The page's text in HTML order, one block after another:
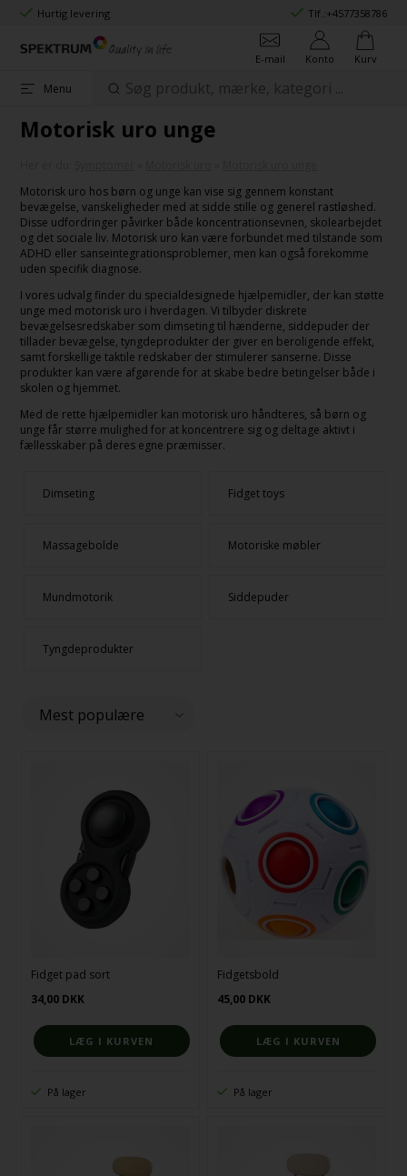
Hurtig levering Tlf.:+4577358786
E-mail Konto Kurv
Menu
Motorisk uro unge
Motorisk uro hos børn og unge kan vise sig gennem konstant
bevægelse, vanskeligheder med at sidde stille og generel rastløshed.
Disse udfordringer påvirker både koncentrationsevnen, skolearbejdet
og det sociale liv. Motorisk uro kan være forbundet med tilstande som
ADHD eller sanseintegrationsproblemer, men kan også forekomme
uden specifik diagnose.
I vores udvalg finder du specialdesignede hjælpemidler, der kan støtte
unge med motorisk uro i hverdagen. Vi tilbyder diskrete
bevægelsesredskaber som dimseting til hænderne, siddepuder der
tillader bevægelse, tyngdeprodukter der giver en beroligende effekt,
samt forskellige taktile redskaber der stimulerer sanserne. Disse
produkter kan være afgørende for at skabe bedre betingelser både i
skolen og hjemmet.
Med de rette hjælpemidler kan motorisk uro håndteres, så børn og
unge får større mulighed for at koncentrere sig og deltage aktivt i
fællesskaber på deres egne præmisser.
Dimseting Fidget toys
Massagebolde Motoriske møbler
Mundmotorik Siddepuder
Tyngdeprodukter
Fidget pad sort
34,00 DKK
På lager
Fidgetsbold
45,00 DKK
På lager